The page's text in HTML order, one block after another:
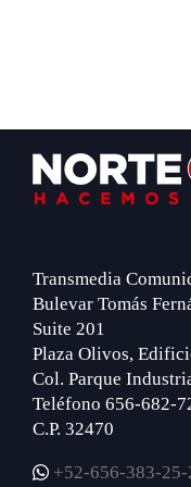
Footer
Transmedia
Bulevar Tomás
Suite 201
Plaza Olivos,
Col. Parque
Teléfono 656-682-
C.P. 32470
+52-656-383-25-